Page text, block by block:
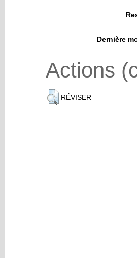
Dernière
Actions
RÉVISER